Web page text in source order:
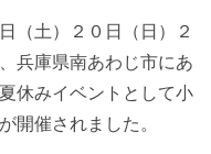
（土）２０日（日）２
兵庫県南あわじ市にあ
休みイベントとして小
開催されました。